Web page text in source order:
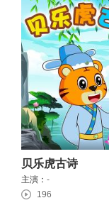
贝乐虎古诗
主演： -
196